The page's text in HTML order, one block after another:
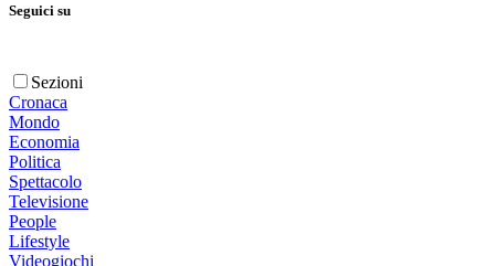
Seguici su
Sezioni
Cronaca
Mondo
Economia
Politica
Spettacolo
Televisione
People
Lifestyle
Videogiochi